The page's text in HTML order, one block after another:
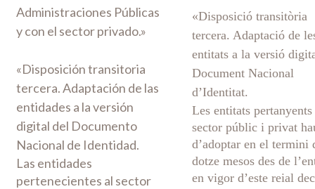
Administraciones Públicas
y con el sector privado.»
«Disposición transitoria
tercera. Adaptación de las
entidades a la versión
digital del Documento
Nacional de Identidad.
Las entidades
pertenecientes al sector
«Disposició transitòria
tercera. Adaptació de
entitats a la versió
Document Nacional
d’Identitat.
Les entitats
sector públic i privat
d’adoptar en el termini
dotze mesos des de
en vigor d’este reial